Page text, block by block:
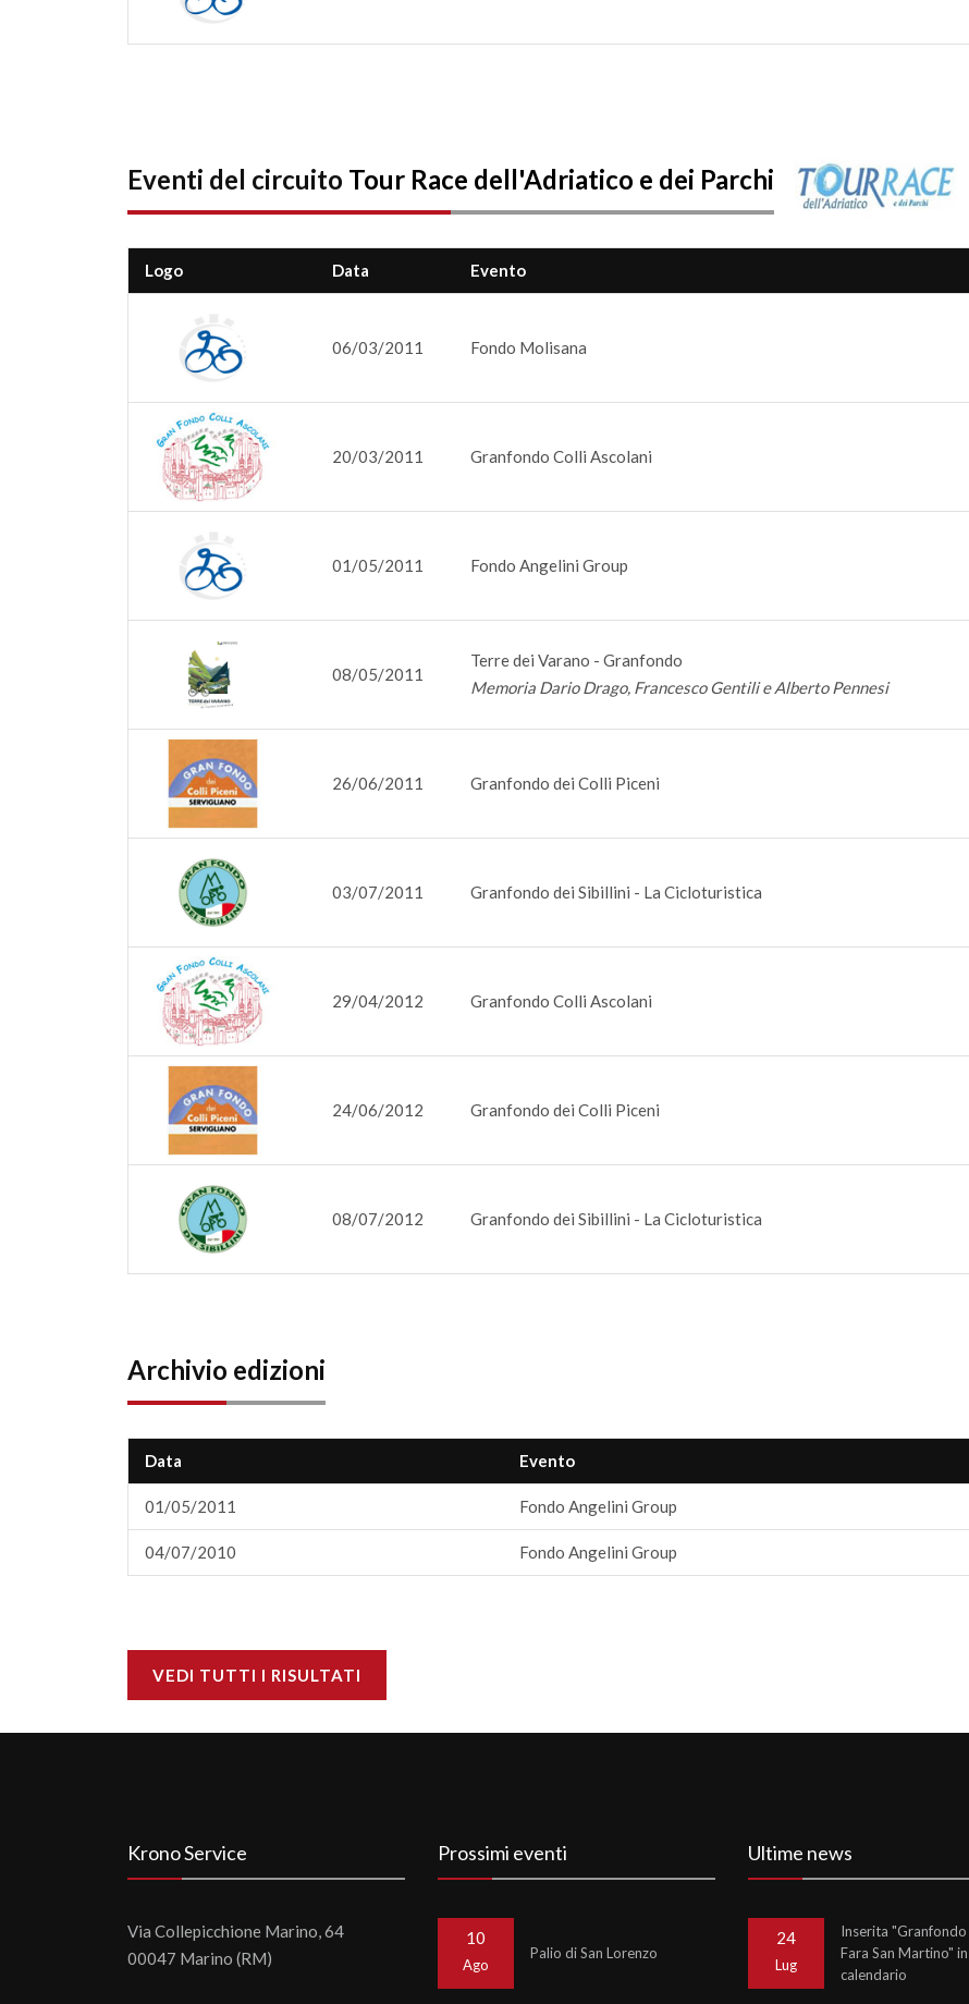
Eventi del circuito Tour Race dell'Adriatico e dei Parchi
Logo Data Evento
06/03/2011 Fondo Molisana
20/03/2011 Granfondo Colli Ascolani
01/05/2011 Fondo Angelini Group
08/05/2011
Terre dei Varano - Granfondo
Memoria Dario Drago, Francesco Gentili e Alberto Pennesi
26/06/2011 Granfondo dei Colli Piceni
03/07/2011 Granfondo dei Sibillini - La Cicloturistica
29/04/2012 Granfondo Colli Ascolani
24/06/2012 Granfondo dei Colli Piceni
08/07/2012 Granfondo dei Sibillini - La Cicloturistica
Archivio edizioni
Data Evento
01/05/2011 Fondo Angelini Group
04/07/2010 Fondo Angelini Group
VEDI TUTTI I RISULTATI
Krono Service
Via Collepicchione Marino, 64
00047 Marino (RM)
Prossimi eventi
10
Ago
Palio di San Lorenzo
Ultime news
24
Lug
Inserita
Fara San Martino" in
calendario